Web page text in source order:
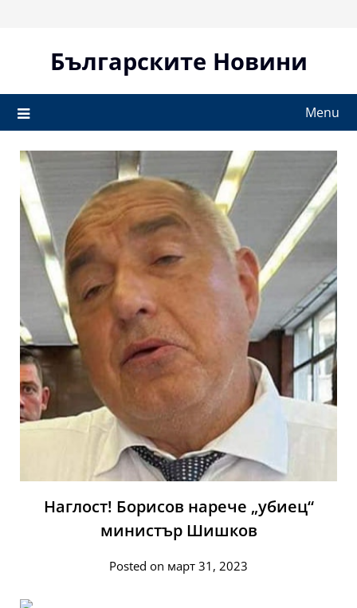
Българските Новини
Menu
Наглост! Борисов нарече „убиец“
министър Шишков
Posted on март 31, 2023